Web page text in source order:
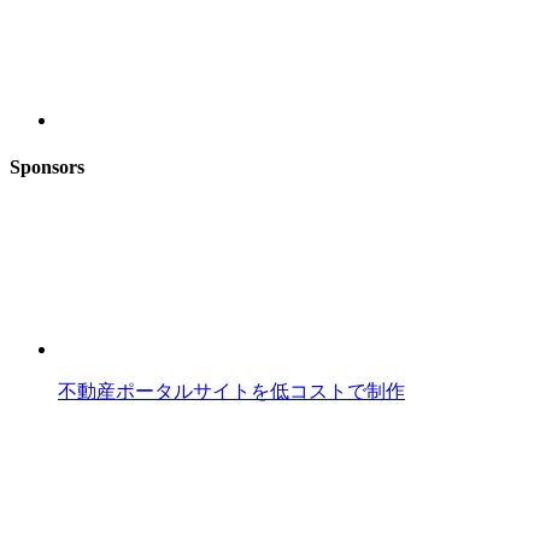
Sponsors
不動産ポータルサイトを低コストで制作